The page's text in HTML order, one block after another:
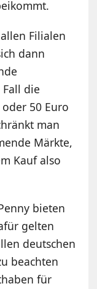
Filialen
dann
die
50 Euro
man
Märkte,
Kauf also
bieten
gelten
deutschen
beachten
für